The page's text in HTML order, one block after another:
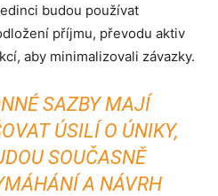
budou používat
příjmu, převodu aktiv
aby minimalizovali závazky.
SAZBY MAJÍ
ÚSILÍ O ÚNIKY,
SOUČASNĚ
A NÁVRH